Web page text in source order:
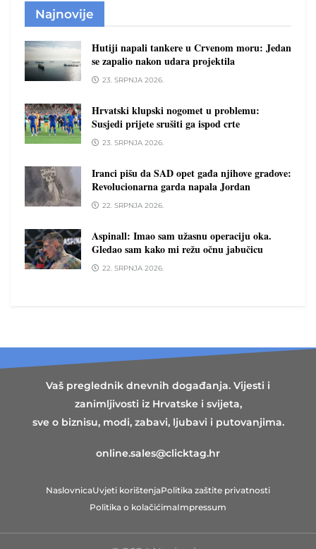
Najnovije
Hutiji napali tankere u Crvenom moru: Jedan
se zapalio nakon udara projektila
23. SRPNJA 2026.
Hrvatski klupski nogomet u problemu:
Susjedi prijete srušiti ga ispod crte
23. SRPNJA 2026.
Iranci pišu da SAD opet gađa njihove gradove:
Revolucionarna garda napala Jordan
22. SRPNJA 2026.
Aspinall: Imao sam užasnu operaciju oka.
Gledao sam kako mi režu očnu jabučicu
22. SRPNJA 2026.
Vaš preglednik dnevnih događanja. Vijesti i
zanimljivosti iz Hrvatske i svijeta,
sve o biznisu, modi, zabavi, ljubavi i putovanjima.
online.sales@clicktag.hr
NaslovnicaUvjeti korištenjaPolitika zaštite privatnosti
Politika o kolačićimaImpressum